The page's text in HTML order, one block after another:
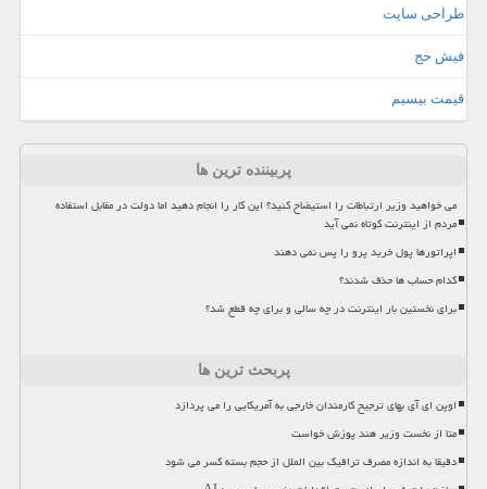
طراحی سایت
فیش حج
قیمت بیسیم
پربیننده ترین ها
می خواهید وزیر ارتباطات را استیضاح کنید؟ این کار را انجام دهید اما دولت در مقابل استفاده
مردم از اینترنت کوتاه نمی آید
اپراتورها پول خرید پرو را پس نمی دهند
کدام حساب ها حذف شدند؟
برای نخستین بار اینترنت در چه سالی و برای چه قطع شد؟
پربحث ترین ها
اوپن ای آی بهای ترجیح کارمندان خارجی به آمریکایی را می پردازد
متا از نخست وزیر هند پوزش خواست
دقیقا به اندازه مصرف ترافیک بین الملل از حجم بسته کسر می شود